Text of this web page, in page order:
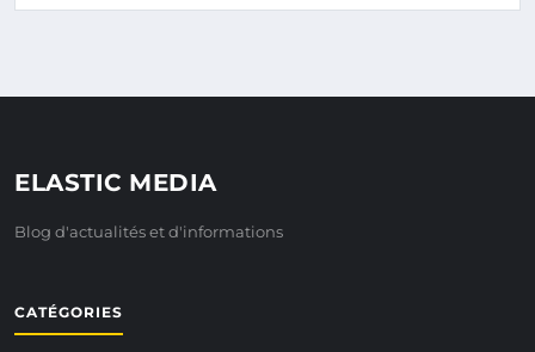
ELASTIC MEDIA
Blog d'actualités et d'informations
CATÉGORIES